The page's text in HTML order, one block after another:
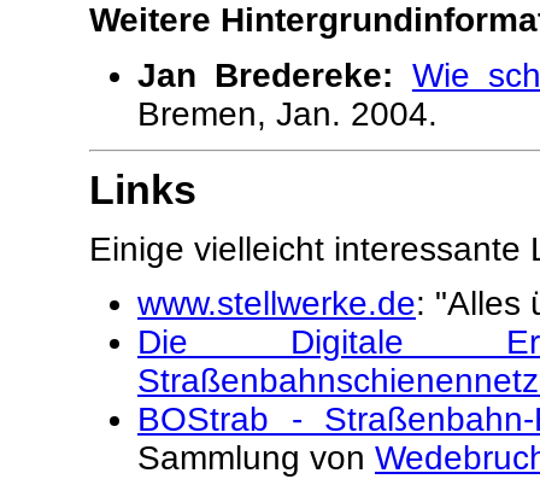
Weitere
Jan Bredereke: Wie
Bremen, Jan. 2004.
Links
Einige vielleicht interessante
www.stellwerke.de: "Alles
Die Digitale
BOStrab -
Sammlung von